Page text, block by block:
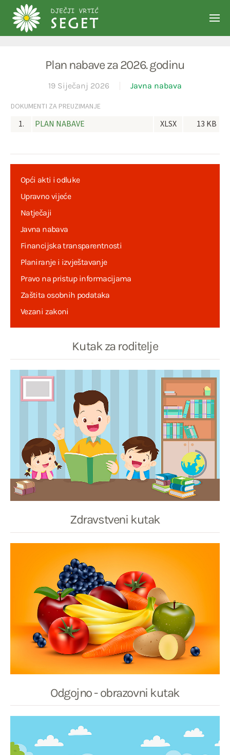
Skip to main content
Plan nabave za 2026. godinu
19 Siječanj 2026 Javna nabava
DOKUMENTI ZA PREUZIMANJE
1. PLAN NABAVE XLSX 13 KB
Opći akti i odluke
Upravno vijeće
Natječaji
Javna nabava
Financijska transparentnosti
Planiranje i izvještavanje
Pravo na pristup informacijama
Zaštita osobnih podataka
Vezani zakoni
Kutak za roditelje
Zdravstveni kutak
Odgojno - obrazovni kutak